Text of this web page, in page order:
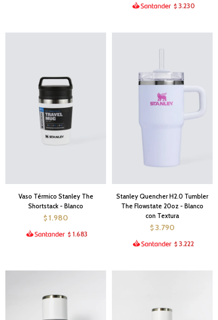
$ 3.230
Vaso Térmico Stanley The
Shortstack - Blanco
$ 1.980
$ 1.683
Stanley Quencher H2.0 Tumbler
The Flowstate 20oz - Blanco
con Textura
$ 3.790
$ 3.222